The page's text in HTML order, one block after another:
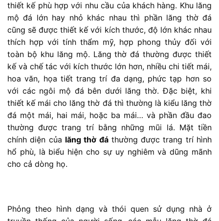
thiết kế phù hợp với nhu cầu của khách hàng. Khu lăng
mộ đá lớn hay nhỏ khác nhau thì phần lăng thờ đá
cũng sẽ được thiết kế với kích thước, độ lớn khác nhau
thích hợp với tính thẩm mỹ, hợp phong thủy đối với
toàn bộ khu lăng mộ. Lăng thờ đá thường được thiết
kế và chế tác với kích thước lớn hơn, nhiều chi tiết mái,
hoa văn, họa tiết trang trí đa dạng, phức tạp hơn so
với các ngôi mộ đá bên dưới lăng thờ. Đặc biệt, khi
thiết kế mái cho lăng thờ đá thì thường là kiểu lăng thờ
đá một mái, hai mái, hoặc ba mái… và phần đầu đao
thường được trang trí bằng những mũi lá. Mặt tiền
chính diện của lăng thờ đáthường được trang trí hình
hổ phù, là biểu hiện cho sự uy nghiêm và dũng mãnh
cho cả dòng họ.
Phỏng theo hình dạng và thói quen sử dụng nhà ở